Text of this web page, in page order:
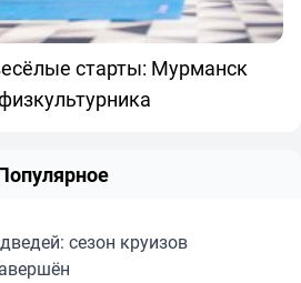
старты: Мурманск
сезон круизов